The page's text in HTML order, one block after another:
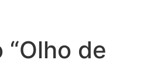
de